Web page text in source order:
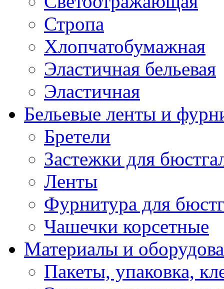
Стропа
Хлопчатобумажная
Эластичная бельевая
Эластичная
Бельевые ленты и
Бретели
Застежки для
Ленты
Фурнитура для
Чашечки корсетные
Материалы и
Пакеты, упаковка,